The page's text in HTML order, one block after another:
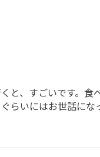
と、すごいです。
らいにはお世話に